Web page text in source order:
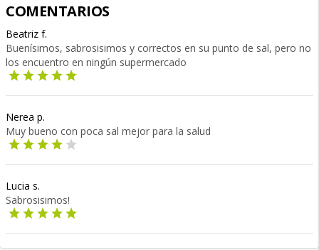
COMENTARIOS
Beatriz f.
Buenísimos, sabrosisimos y correctos en su punto de sal, pero no
los encuentro en ningún supermercado
Nerea p.
Muy bueno con poca sal mejor para la salud
Lucia s.
Sabrosisimos!